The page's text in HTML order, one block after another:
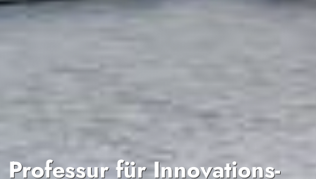
Professur für Innovations-